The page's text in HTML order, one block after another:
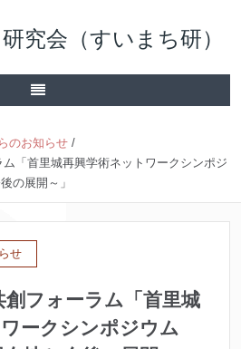
究会（すいまち研）
のお知らせ /
「首里城再興学術ネットワークシンポジ
の展開～」
せ
創フォーラム「首里城
ークシンポジウム